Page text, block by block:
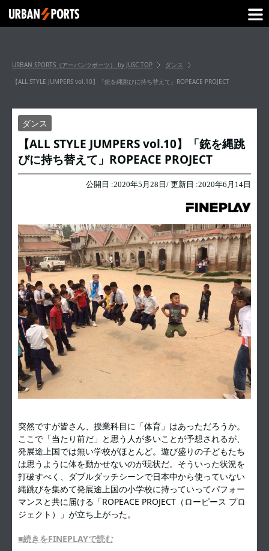
URBAN SPORTS（アーバンツポーツ） by JUSC TOP
ダンス
【ALL STYLE JUMPERS vol.10】「銃を縄跳びに持ち替えて」ROPEACE PROJECT
ダンス
【ALL STYLE JUMPERS vol.10】「銃を縄跳
びに持ち替えて」ROPEACE PROJECT
公開日 :2020年5月28日 / 更新日 :2020年6月14日
突然ですが皆さん、授業科目に「体育」はあっただろうか。
ここで「当たり前だ」と思う人が多いことが予想されるが、
発展途上国では無い学校がほとんど。遊び盛りの子どもたち
は思うように体を動かせないのが現状だ。そういった状況を
打破すべく、ダブルダッチシーンで日本中から使っていない
縄跳びを集めて発展途上国の小学校に持っていってパフォー
マンスと共に届ける「ROPEACE PROJECT（ローピース プロ
ジェクト）」が立ち上がった。
■続きをFINEPLAYで読む